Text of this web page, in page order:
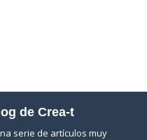
de Crea-t
serie de artículos muy